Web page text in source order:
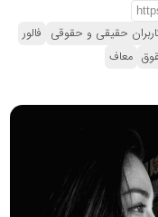
حقیقی و حقوقی فالور
معاف